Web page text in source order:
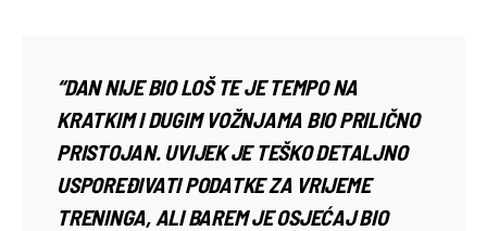
“DAN NIJE BIO LOŠ TE JE TEMPO NA
KRATKIM I DUGIM VOŽNJAMA BIO PRILIČNO
PRISTOJAN. UVIJEK JE TEŠKO DETALJNO
USPOREĐIVATI ​​PODATKE ZA VRIJEME
TRENINGA, ALI BAREM JE OSJEĆAJ BIO